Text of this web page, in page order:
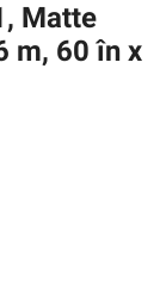
Matte
m, 60 în x